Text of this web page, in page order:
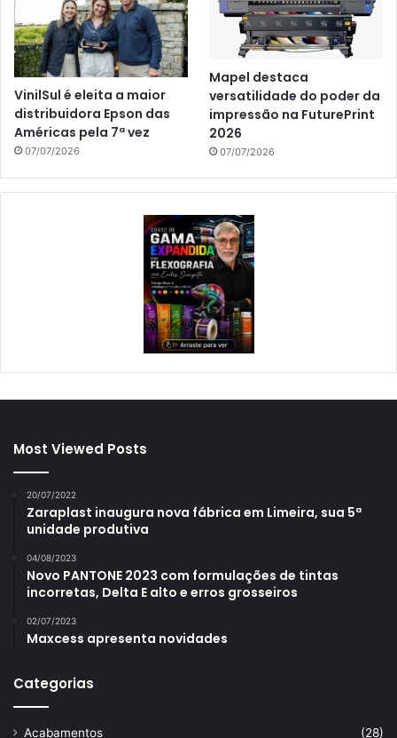
VinilSul é eleita a maior
distribuidora Epson das
Américas pela 7ª vez
07/07/2026
Mapel destaca
versatilidade do poder da
impressão na FuturePrint
2026
07/07/2026
Most Viewed Posts
20/07/2022
Zaraplast inaugura nova fábrica em Limeira, sua 5ª
unidade produtiva
04/08/2023
Novo PANTONE 2023 com formulações de tintas
incorretas, Delta E alto e erros grosseiros
02/07/2023
Maxcess apresenta novidades
Categorias
Acabamentos
(28)